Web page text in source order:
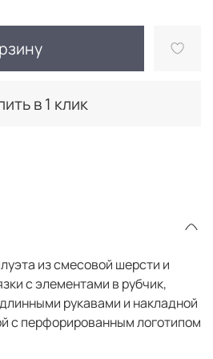
в 1 клик
из смесовой шерсти и
с элементами в рубчик,
рукавами и накладной
с перфорированным логотипом